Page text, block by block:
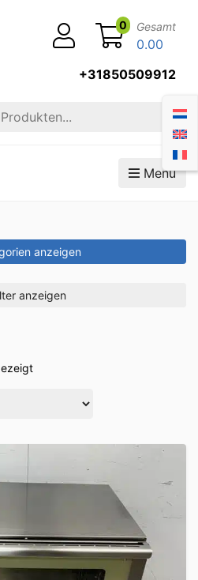
+31850509912
0 Gesamt
0.00
Menü
anzeigen
anzeigen